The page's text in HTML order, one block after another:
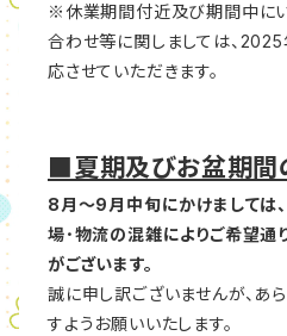
※休業期間付近及び期間中に
合わせ等に関しましては、
応させていただきます。
■夏期及びお盆期間
8月～9月中旬にかけましては
場･物流の混雑によりご希望通
がございます。
誠に申し訳ございませんが、あ
すようお願いいたします。